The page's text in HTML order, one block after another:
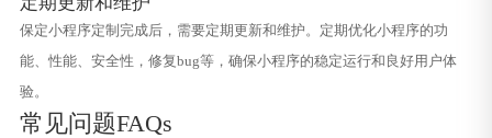
保定小程序定制完成后，需要定期更新和维护。定期优化小程序的功
能、性能、安全性，修复bug等，确保小程序的稳定运行和良好用户体
验。
常见问题FAQs